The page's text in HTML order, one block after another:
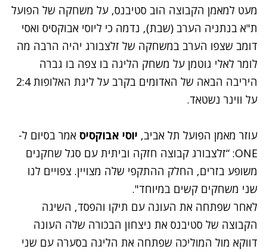
מעט למאמן הקבוצה הוב סטיבנס, על משחקה של הפועל
ת"א בנתניה הערב (שבת), נדמה כי ליוסי אבוקסיס ואסי
דומב שצפו הערב במשחקה של זלצבורג יהיה הרבה מה
לומר לאלי גוטמן על משחק הליגה בו צפה בו גברה
היריבה הבאה של האדומים בקרב על ליגת האלופות 2:4
על ווינר נשטאד.
עוזר מאמן הפועל תל אביב, יוסי אבוקסיס אמר בסיום ל-
ONE: “זלצבורג קבוצה חזקה וביתית עם סגל שחקנים
משופע בזרים, החלק ההתקפי שלה מצויין. צפויים לנו
שני משחקים קשים במיוחד".
לאחר שפתחה את העונה עם תיקו והפסד, השיגה
הקבוצה של סטיבנס את ניצחון הבכורה שלה העונה
דווקא מול המוליכה שפתחה את הליגה בסערה עם שני